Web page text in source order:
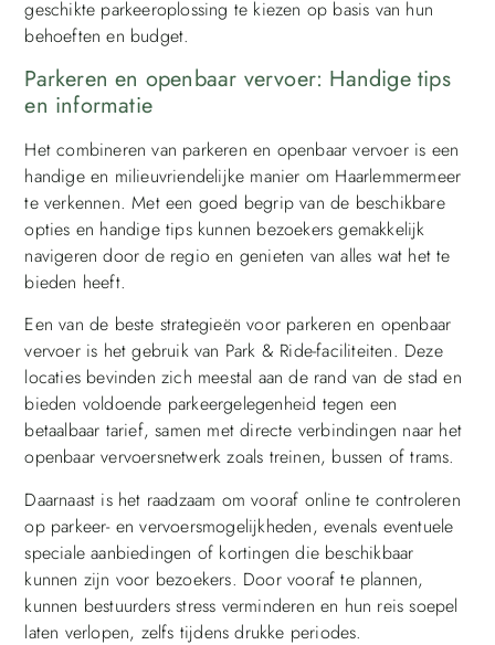
geschikte parkeeroplossing te kiezen op basis van hun
behoeften en budget.
Parkeren en openbaar vervoer: Handige tips
en informatie
Het combineren van parkeren en openbaar vervoer is een
handige en milieuvriendelijke manier om Haarlemmermeer
te verkennen. Met een goed begrip van de beschikbare
opties en handige tips kunnen bezoekers gemakkelijk
navigeren door de regio en genieten van alles wat het te
bieden heeft.
Een van de beste strategieën voor parkeren en openbaar
vervoer is het gebruik van Park & Ride-faciliteiten. Deze
locaties bevinden zich meestal aan de rand van de stad en
bieden voldoende parkeergelegenheid tegen een
betaalbaar tarief, samen met directe verbindingen naar het
openbaar vervoersnetwerk zoals treinen, bussen of trams.
Daarnaast is het raadzaam om vooraf online te controleren
op parkeer- en vervoersmogelijkheden, evenals eventuele
speciale aanbiedingen of kortingen die beschikbaar
kunnen zijn voor bezoekers. Door vooraf te plannen,
kunnen bestuurders stress verminderen en hun reis soepel
laten verlopen, zelfs tijdens drukke periodes.